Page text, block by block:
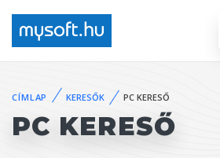
CÍMLAP KERESŐK PC KERESŐ
PC KERESŐ